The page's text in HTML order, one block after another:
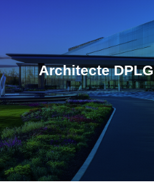
Architecte